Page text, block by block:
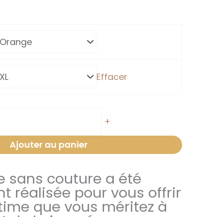
Effacer
+
Ajouter au panier
sans couture a été
réalisée pour vous offrir
que vous méritez à